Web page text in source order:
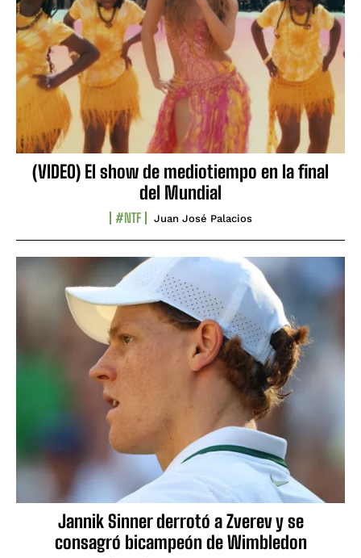
(VIDEO) El show de mediotiempo en la final
del Mundial
#NTF Juan José Palacios
Jannik Sinner derrotó a Zverev y se
consagró bicampeón de Wimbledon